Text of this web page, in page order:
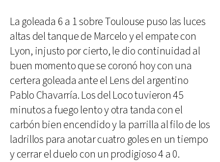
La goleada 6 a 1 sobre Toulouse puso las luces
altas del tanque de Marcelo y el empate con
Lyon, injusto por cierto, le dio continuidad al
buen momento que se coronó hoy con una
certera goleada ante el Lens del argentino
Pablo Chavarría. Los del Loco tuvieron 45
minutos a fuego lento y otra tanda con el
carbón bien encendido y la parrilla al filo de los
ladrillos para anotar cuatro goles en un tiempo
y cerrar el duelo con un prodigioso 4 a 0.